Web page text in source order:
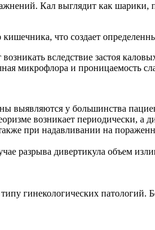
Кал выглядит как
что создает
вследствие застоя
микрофлора и проницаемость
выявляются у большинства
возникает периодически, а
при надавливании на
разрыва дивертикула объем
гинекологических патологий.